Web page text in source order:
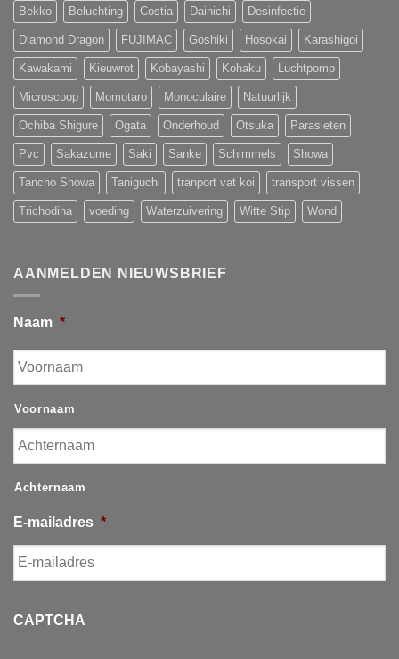
Bekko Beluchting Costia Dainichi Desinfectie
Diamond Dragon FUJIMAC Goshiki Hosokai Karashigoi
Kawakami Kieuwrot Kobayashi Kohaku Luchtpomp
Microscoop Momotaro Monoculaire Natuurlijk
Ochiba Shigure Ogata Onderhoud Otsuka Parasieten
Pvc Sakazume Saki Sanke Schimmels Showa
Tancho Showa Taniguchi tranport vat koi transport vissen
Trichodina voeding Waterzuivering Witte Stip Wond
AANMELDEN NIEUWSBRIEF
Naam *
Voornaam
Achternaam
E-mailadres *
CAPTCHA